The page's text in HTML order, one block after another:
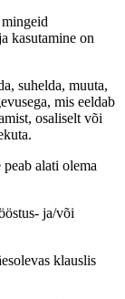
kasutamine on
suhelda, muuta,
mis eeldab
osaliselt või
alati olema
ja/või
klauslis